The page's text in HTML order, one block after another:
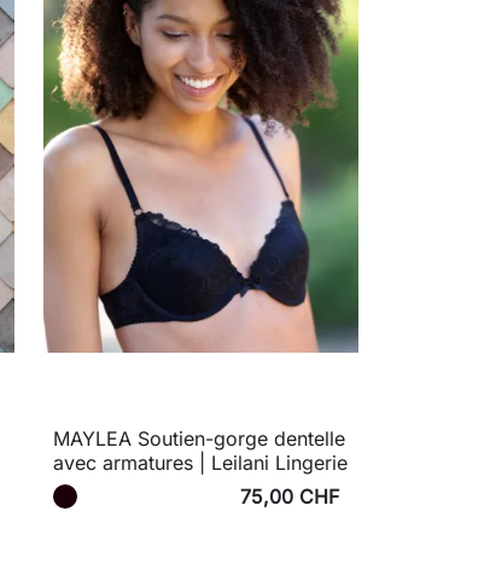
MAYLEA Soutien-gorge dentelle
avec armatures | Leilani Lingerie
75,00 CHF